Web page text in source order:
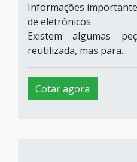
Informações
de eletrônicos
Existem algumas
reutilizada, mas para...
Cotar agora